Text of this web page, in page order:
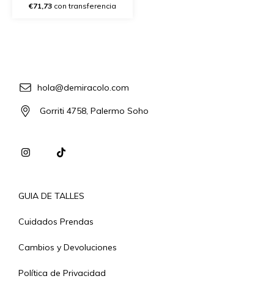
€71,73 con transferencia
hola@demiracolo.com
Gorriti 4758, Palermo Soho
GUIA DE TALLES
Cuidados Prendas
Cambios y Devoluciones
Política de Privacidad